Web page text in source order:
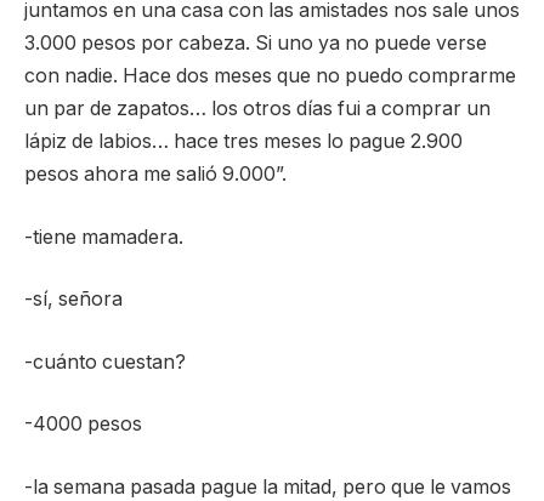
juntamos en una casa con las amistades nos sale unos
3.000 pesos por cabeza. Si uno ya no puede verse
con nadie. Hace dos meses que no puedo comprarme
un par de zapatos… los otros días fui a comprar un
lápiz de labios… hace tres meses lo pague 2.900
pesos ahora me salió 9.000”.
-tiene mamadera.
-sí, señora
-cuánto cuestan?
-4000 pesos
-la semana pasada pague la mitad, pero que le vamos